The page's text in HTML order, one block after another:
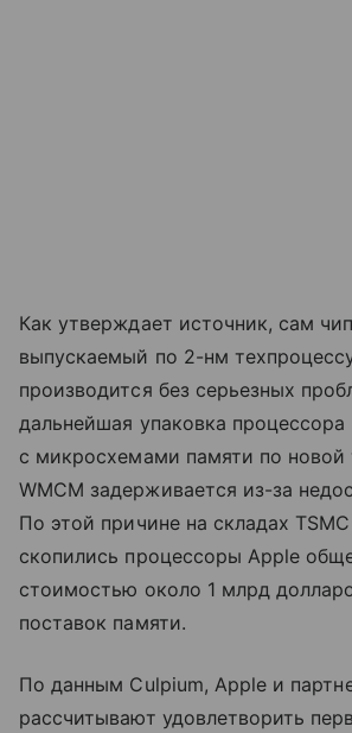
Как утверждает источник, сам
выпускаемый по 2-нм
производится без серьезных
дальнейшая упаковка процессора
с микросхемами памяти по новой
WMCM задерживается из-за
По этой причине на складах
скопились процессоры Apple
стоимостью около 1 млрд
поставок памяти.
По данным Culpium, Apple и
рассчитывают удовлетворить